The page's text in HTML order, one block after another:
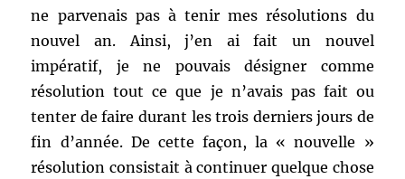
ne parvenais pas à tenir mes résolutions du
nouvel an. Ainsi, j’en ai fait un nouvel
impératif, je ne pouvais désigner comme
résolution tout ce que je n’avais pas fait ou
tenter de faire durant les trois derniers jours de
fin d’année. De cette façon, la « nouvelle »
résolution consistait à continuer quelque chose